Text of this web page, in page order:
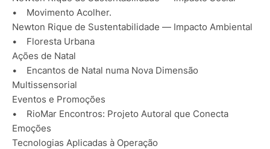
• Movimento Acolher.
Newton Rique de Sustentabilidade — Impacto Ambiental
• Floresta Urbana
Ações de Natal
• Encantos de Natal numa Nova Dimensão
Multissensorial
Eventos e Promoções
• RioMar Encontros: Projeto Autoral que Conecta
Emoções
Tecnologias Aplicadas à Operação